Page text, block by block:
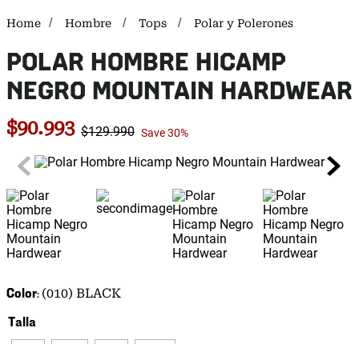
Hombre Tops Polar y Polerones
POLAR HOMBRE HICAMP
NEGRO MOUNTAIN HARDWEAR
$90.993 $129.990 Save30%
Color (010) BLACK
Talla